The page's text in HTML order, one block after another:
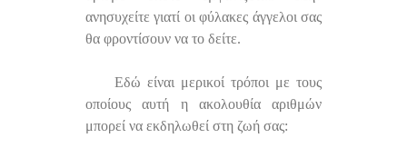
ανησυχείτε γιατί οι φύλακες άγγελοι σας
θα φροντίσουν να το δείτε.
Εδώ είναι μερικοί τρόποι με τους
οποίους αυτή η ακολουθία αριθμών
μπορεί να εκδηλωθεί στη ζωή σας: